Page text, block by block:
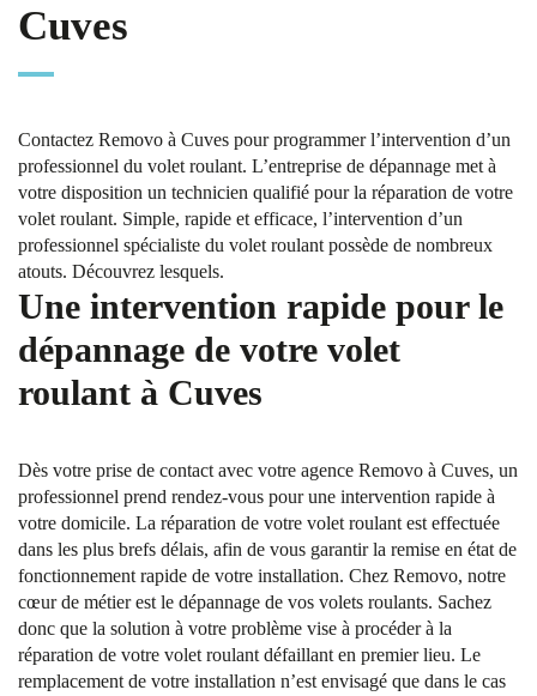
Cuves
Contactez Removo à Cuves pour programmer l’intervention d’un
professionnel du volet roulant. L’entreprise de dépannage met à
votre disposition un technicien qualifié pour la réparation de votre
volet roulant. Simple, rapide et efficace, l’intervention d’un
professionnel spécialiste du volet roulant possède de nombreux
atouts. Découvrez lesquels.
Une intervention rapide pour le
dépannage de votre volet
roulant à Cuves
Dès votre prise de contact avec votre agence Removo à Cuves, un
professionnel prend rendez-vous pour une intervention rapide à
votre domicile. La réparation de votre volet roulant est effectuée
dans les plus brefs délais, afin de vous garantir la remise en état de
fonctionnement rapide de votre installation. Chez Removo, notre
cœur de métier est le dépannage de vos volets roulants. Sachez
donc que la solution à votre problème vise à procéder à la
réparation de votre volet roulant défaillant en premier lieu. Le
remplacement de votre installation n’est envisagé que dans le cas